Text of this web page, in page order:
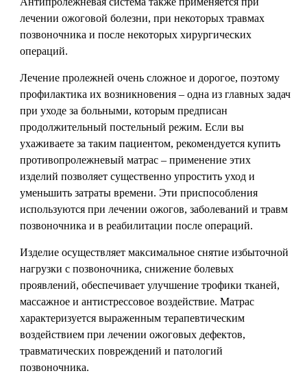
лечении ожоговой болезни, при некоторых травмах
позвоночника и после некоторых хирургических
операций.
Лечение пролежней очень сложное и дорогое, поэтому
профилактика их возникновения – одна из главных задач
при уходе за больными, которым предписан
продолжительный постельный режим. Если вы
ухаживаете за таким пациентом, рекомендуется купить
противопролежневый матрас – применение этих
изделий позволяет существенно упростить уход и
уменьшить затраты времени. Эти приспособления
используются при лечении ожогов, заболеваний и травм
позвоночника и в реабилитации после операций.
Изделие осуществляет максимальное снятие избыточной
нагрузки с позвоночника, снижение болевых
проявлений, обеспечивает улучшение трофики тканей,
массажное и антистрессовое воздействие. Матрас
характеризуется выраженным терапевтическим
воздействием при лечении ожоговых дефектов,
травматических повреждений и патологий
позвоночника.